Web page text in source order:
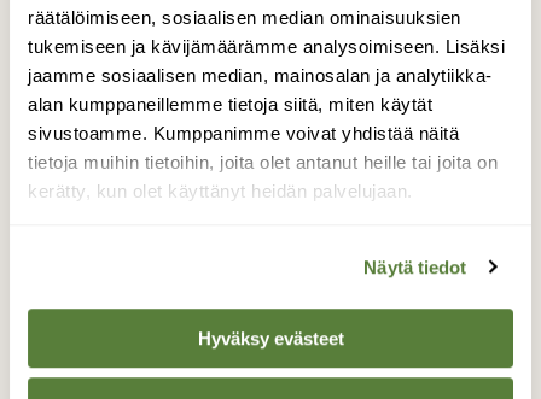
räätälöimiseen, sosiaalisen median ominaisuuksien
tukemiseen ja kävijämäärämme analysoimiseen. Lisäksi
jaamme sosiaalisen median, mainosalan ja analytiikka-
alan kumppaneillemme tietoja siitä, miten käytät
sivustoamme. Kumppanimme voivat yhdistää näitä
tietoja muihin tietoihin, joita olet antanut heille tai joita on
kerätty, kun olet käyttänyt heidän palvelujaan.
Näytä tiedot
Hyväksy evästeet
Tilhet
Kaikki kuivatut pihlajanmarjat on syöty ,
hyvin kelpaavat pakastetut punaiset
viinimarjat ja puolukat.